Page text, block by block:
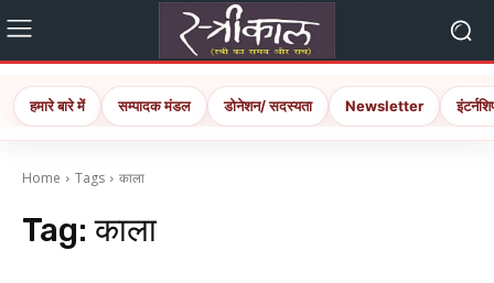
हमारे बारे में सम्पादक मंडल डोनेशन/ सदस्यता Newsletter
Home Tags काला
Tag:काला